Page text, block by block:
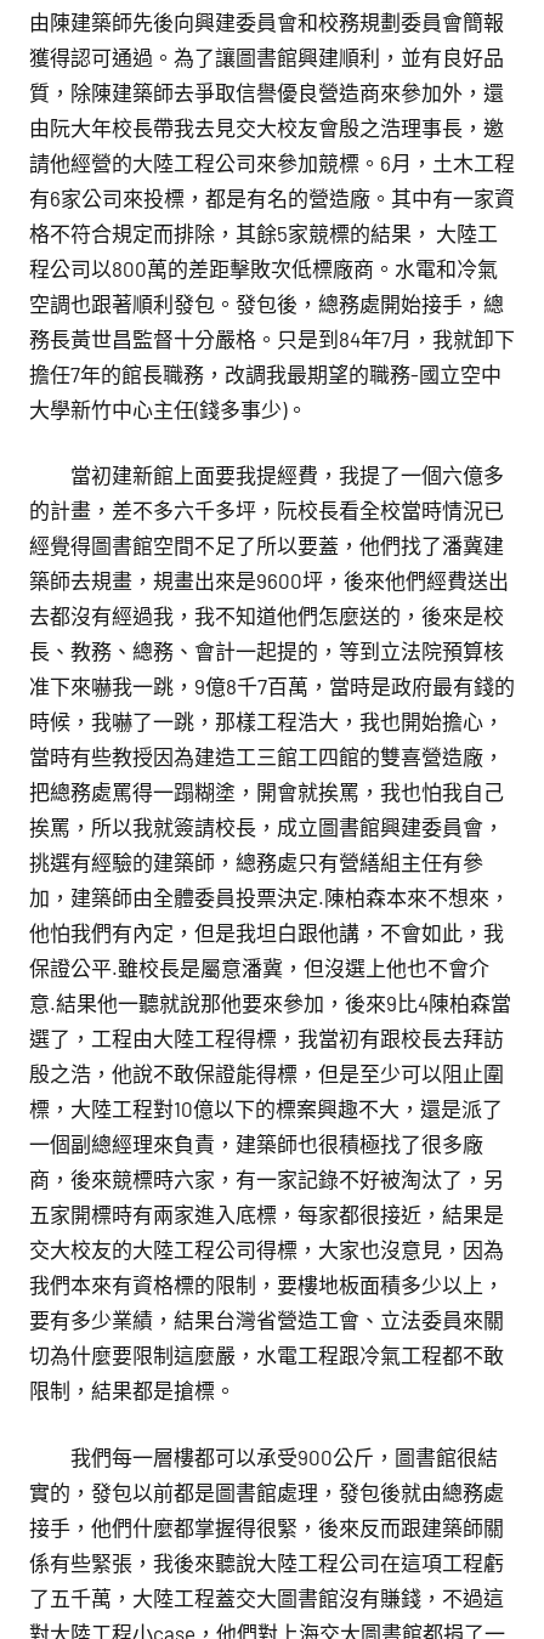
由陳建築師先後向興建委員會和校務規劃委員會簡報
獲得認可通過。為了讓圖書館興建順利，並有良好品
質，除陳建築師去爭取信譽優良營造商來參加外，還
由阮大年校長帶我去見交大校友會殷之浩理事長，邀
請他經營的大陸工程公司來參加競標。6月，土木工程
有6家公司來投標，都是有名的營造廠。其中有一家資
格不符合規定而排除，其餘5家競標的結果， 大陸工
程公司以800萬的差距擊敗次低標廠商。水電和冷氣
空調也跟著順利發包。發包後，總務處開始接手，總
務長黃世昌監督十分嚴格。只是到84年7月，我就卸下
擔任7年的館長職務，改調我最期望的職務-國立空中
大學新竹中心主任(錢多事少)。
當初建新館上面要我提經費，我提了一個六億多
的計畫，差不多六千多坪，阮校長看全校當時情況已
經覺得圖書館空間不足了所以要蓋，他們找了潘冀建
築師去規畫，規畫出來是9600坪，後來他們經費送出
去都沒有經過我，我不知道他們怎麼送的，後來是校
長、教務、總務、會計一起提的，等到立法院預算核
准下來嚇我一跳，9億8千7百萬，當時是政府最有錢的
時候，我嚇了一跳，那樣工程浩大，我也開始擔心，
當時有些教授因為建造工三館工四館的雙喜營造廠，
把總務處罵得一蹋糊塗，開會就挨罵，我也怕我自己
挨罵，所以我就簽請校長，成立圖書館興建委員會，
挑選有經驗的建築師，總務處只有營繕組主任有參
加，建築師由全體委員投票決定.陳柏森本來不想來，
他怕我們有內定，但是我坦白跟他講，不會如此，我
保證公平.雖校長是屬意潘冀，但沒選上他也不會介
意.結果他一聽就說那他要來參加，後來9比4陳柏森當
選了，工程由大陸工程得標，我當初有跟校長去拜訪
殷之浩，他說不敢保證能得標，但是至少可以阻止圍
標，大陸工程對10億以下的標案興趣不大，還是派了
一個副總經理來負責，建築師也很積極找了很多廠
商，後來競標時六家，有一家記錄不好被淘汰了，另
五家開標時有兩家進入底標，每家都很接近，結果是
交大校友的大陸工程公司得標，大家也沒意見，因為
我們本來有資格標的限制，要樓地板面積多少以上，
要有多少業績，結果台灣省營造工會、立法委員來關
切為什麼要限制這麼嚴，水電工程跟冷氣工程都不敢
限制，結果都是搶標。
我們每一層樓都可以承受900公斤，圖書館很結
實的，發包以前都是圖書館處理，發包後就由總務處
接手，他們什麼都掌握得很緊，後來反而跟建築師關
係有些緊張，我後來聽說大陸工程公司在這項工程虧
了五千萬，大陸工程蓋交大圖書館沒有賺錢，不過這
對大陸工程小case，他們對上海交大圖書館都捐了一